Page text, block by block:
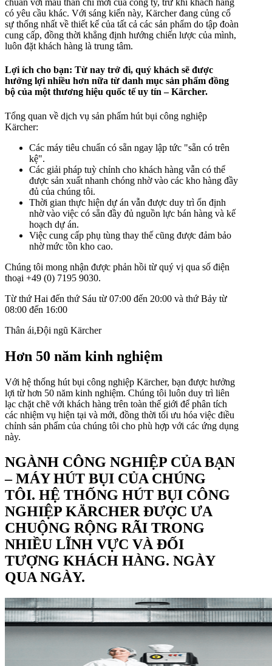
chuẩn với màu than chì mới của công ty, trừ khi khách hàng
có yêu cầu khác. Với sáng kiến này, Kärcher đang củng cố
sự thống nhất về thiết kế của tất cả các sản phẩm do tập đoàn
cung cấp, đồng thời khẳng định hướng chiến lược của mình,
luôn đặt khách hàng là trung tâm.
Lợi ích cho bạn: Từ nay trở đi, quý khách sẽ được
hưởng lợi nhiều hơn nữa từ danh mục sản phẩm đồng
bộ của một thương hiệu quốc tế uy tín – Kärcher.
Tổng quan về dịch vụ sản phẩm hút bụi công nghiệp
Kärcher:
Các máy tiêu chuẩn có sẵn ngay lập tức "sẵn có trên
kệ".
Các giải pháp tuỳ chỉnh cho khách hàng vẫn có thể
được sản xuất nhanh chóng nhờ vào các kho hàng đầy
đủ của chúng tôi.
Thời gian thực hiện dự án vẫn được duy trì ổn định
nhờ vào việc có sẵn đầy đủ nguồn lực bán hàng và kế
hoạch dự án.
Việc cung cấp phụ tùng thay thế cũng được đảm bảo
nhờ mức tồn kho cao.
Chúng tôi mong nhận được phản hồi từ quý vị qua số điện
thoại +49 (0) 7195 9030.
Từ thứ Hai đến thứ Sáu từ 07:00 đến 20:00 và thứ Bảy từ
08:00 đến 16:00
Thân ái,Đội ngũ Kärcher
Hơn 50 năm kinh nghiệm
Với hệ thống hút bụi công nghiệp Kärcher, bạn được hưởng
lợi từ hơn 50 năm kinh nghiệm. Chúng tôi luôn duy trì liên
lạc chặt chẽ với khách hàng trên toàn thế giới để phân tích
các nhiệm vụ hiện tại và mới, đồng thời tối ưu hóa việc điều
chỉnh sản phẩm của chúng tôi cho phù hợp với các ứng dụng
này.
NGÀNH CÔNG NGHIỆP CỦA BẠN
– MÁY HÚT BỤI CỦA CHÚNG
TÔI. HỆ THỐNG HÚT BỤI CÔNG
NGHIỆP KÄRCHER ĐƯỢC ƯA
CHUỘNG RỘNG RÃI TRONG
NHIỀU LĨNH VỰC VÀ ĐỐI
TƯỢNG KHÁCH HÀNG. NGÀY
QUA NGÀY.